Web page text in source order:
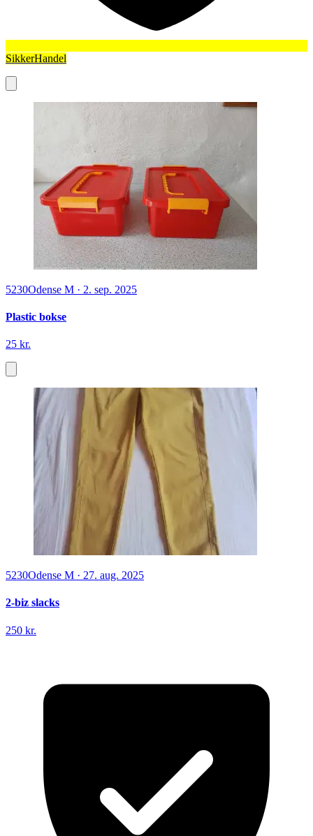
SikkerHandel
5230Odense M · 2. sep. 2025
Plastic bokse
25 kr.
5230Odense M · 27. aug. 2025
2-biz slacks
250 kr.